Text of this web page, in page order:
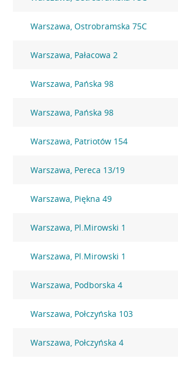
Warszawa, Ostrobramska 75C
Warszawa, Pałacowa 2
Warszawa, Pańska 98
Warszawa, Pańska 98
Warszawa, Patriotów 154
Warszawa, Pereca 13/19
Warszawa, Piękna 49
Warszawa, Pl.Mirowski 1
Warszawa, Pl.Mirowski 1
Warszawa, Podborska 4
Warszawa, Połczyńska 103
Warszawa, Połczyńska 4